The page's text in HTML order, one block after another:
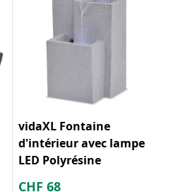
vidaXL Fontaine
d'intérieur avec lampe
LED Polyrésine
CHF 68